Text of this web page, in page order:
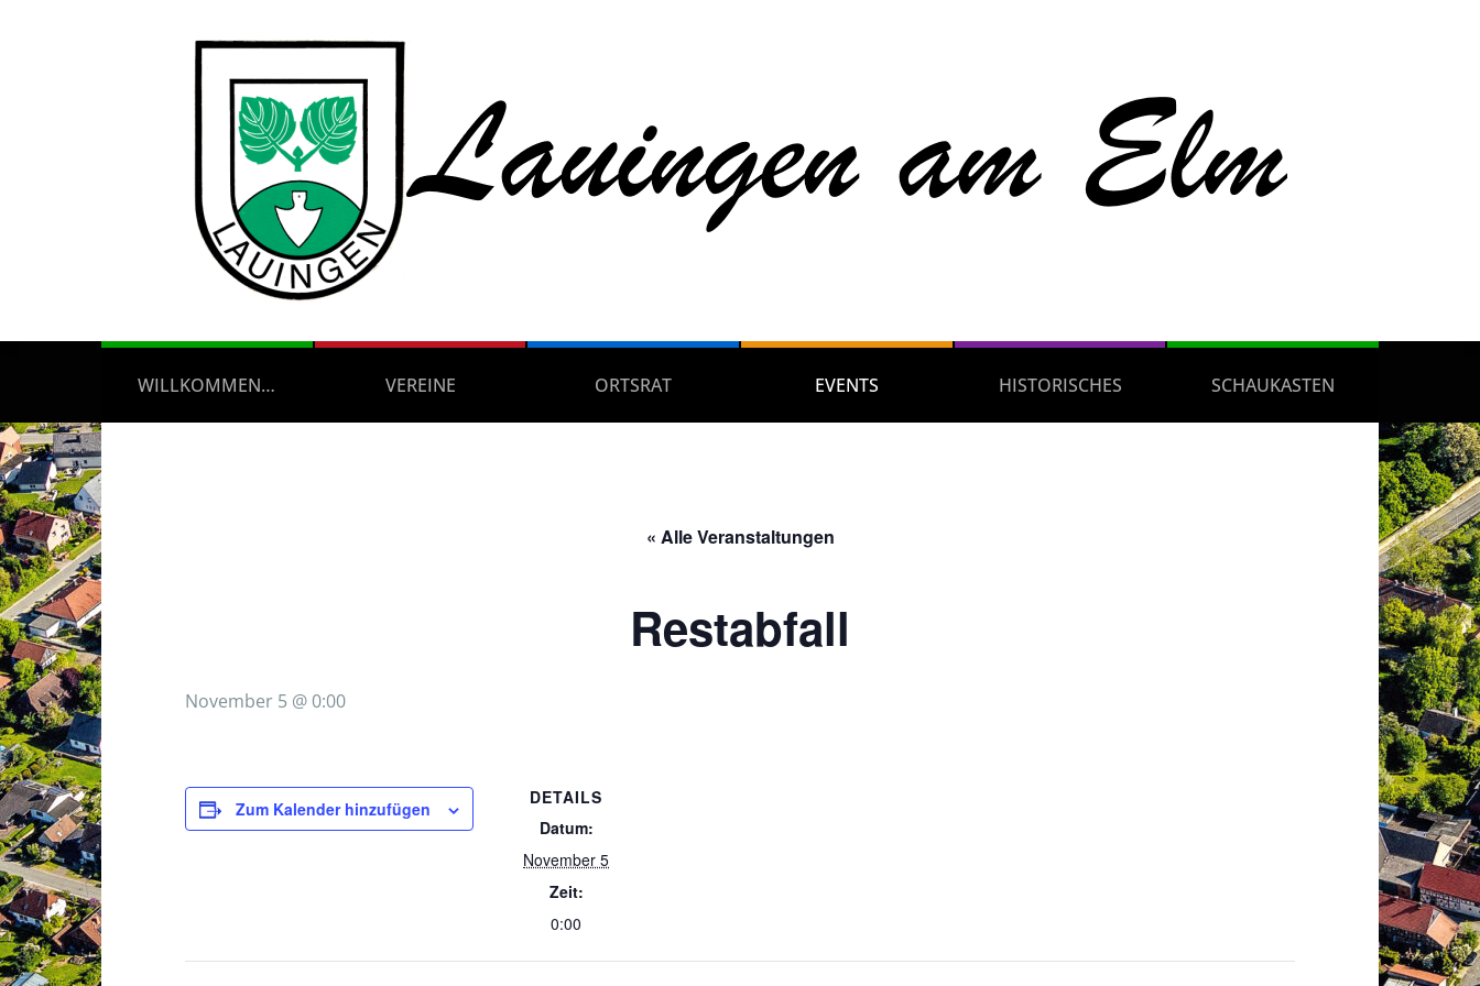
WILLKOMMEN… VEREINE ORTSRAT EVENTS HISTORISCHES SCHAUKASTEN
« Alle Veranstaltungen
Restabfall
November 5 @ 0:00
Zum Kalender hinzufügen
DETAILS
Datum:
November 5
Zeit:
0:00